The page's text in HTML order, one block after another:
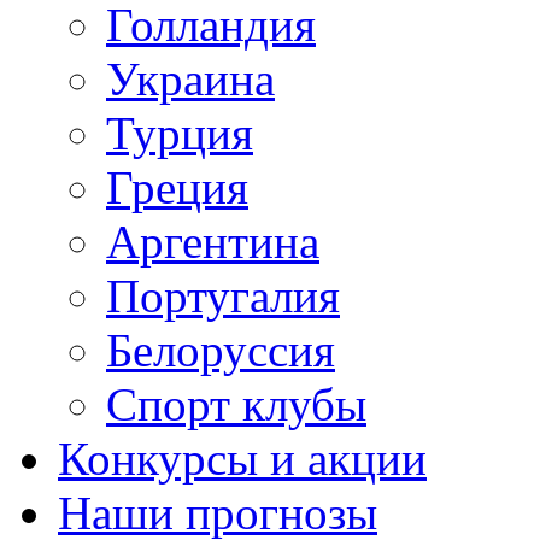
Голландия
Украина
Турция
Греция
Аргентина
Португалия
Белоруссия
Спорт клубы
Конкурсы и акции
Наши прогнозы